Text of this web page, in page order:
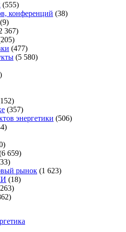
(555)
конференций (38)
(9)
367)
(477)
(5 580)
(357)
энергетики (506)
659)
рынок (1 623)
(18)